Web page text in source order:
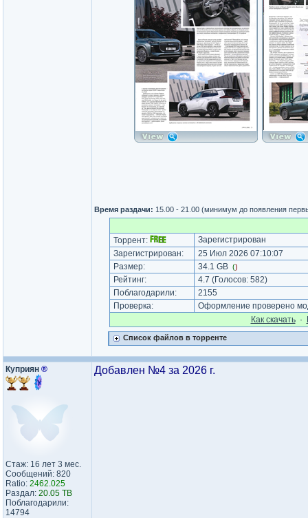
Время раздачи: 15.00 - 21.00 (минимум до появления
Торрент:
Зарегистрирован
Зарегистрирован:
25 Июл 2026 07:10:07
Размер:
34.1 GB ()
Рейтинг: 4.7 (Голосов: 582)
Поблагодарили:
2155
Проверка:
Оформление проверено
Как cкачать·
Список файлов в торренте
Куприян ®
Стаж: 16 лет 3 мес.
Сообщений: 820
Ratio: 2462.025
Раздал: 20.05 TB
Поблагодарили:
14794
Добавлен №4 за 2026 г.